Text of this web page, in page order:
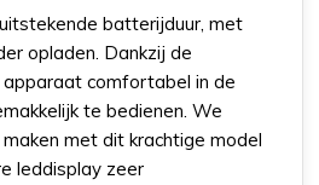
batterijduur, met
opladen. Dankzij de
comfortabel in de
te bedienen. We
met dit krachtige model
leddisplay zeer